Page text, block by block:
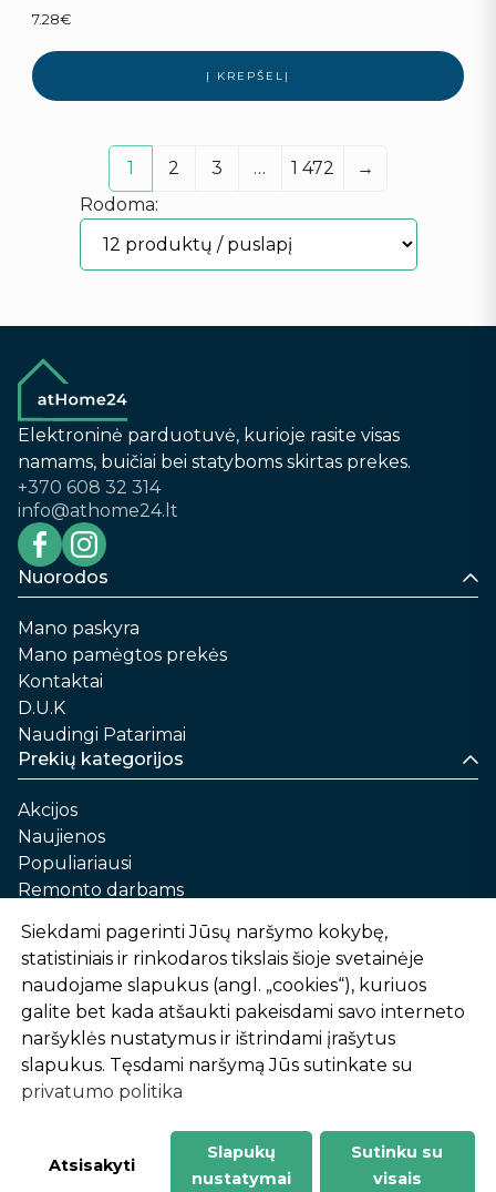
7.28€
Į KREPŠELĮ
1 2 3 … 1 472
→
Rodoma:
Elektroninė parduotuvė, kurioje rasite visas
namams, buičiai bei statyboms skirtas prekes.
+370 608 32 314
info@athome24.lt
Nuorodos
Mano paskyra
Mano pamėgtos prekės
Kontaktai
D.U.K
Naudingi Patarimai
Prekių kategorijos
Akcijos
Naujienos
Populiariausi
Remonto darbams
Automobilių priežiūrai
Sodui ir daržui
Informacija
Apie mus
Prekių pirkimo – pardavimo taisyklės
Prekių pristatymas ir atsiėmimas
Siekdami pagerinti Jūsų naršymo kokybę,
statistiniais ir rinkodaros tikslais šioje svetainėje
naudojame slapukus (angl. „cookies“), kuriuos
galite bet kada atšaukti pakeisdami savo interneto
naršyklės nustatymus ir ištrindami įrašytus
slapukus. Tęsdami naršymą Jūs sutinkate su
privatumo politika
Atsisakyti
Slapukų
nustatymai
Sutinku su
visais
-
1
2
%
n
u
o
l
a
i
d